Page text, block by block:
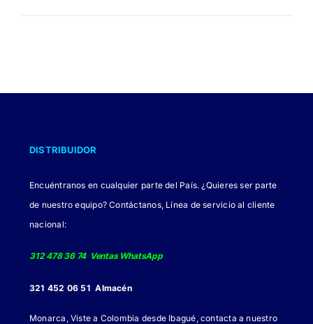
DISTRIBUIDOR
Encuéntranos en cualquier parte del País. ¿Quieres ser parte
de nuestro equipo? Contáctanos, Línea de servicio al cliente
nacional:
312 478 36 74 Ventas WhatsApp
321 452 06 51 Almacén
Monarca, Viste a Colombia desde Ibagué, contacta a nuestro